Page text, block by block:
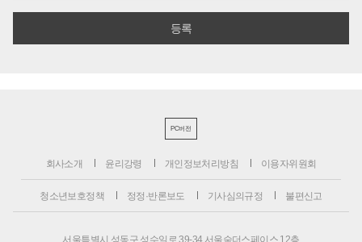
PC버전
회사소개 윤리강령 개인정보처리방침 이용자위원회
청소년보호정책 정정·반론보도 기사심의규정 불편신고
서울특별시 성동구 성수일로 39-34 서울숲더스페이스 12층